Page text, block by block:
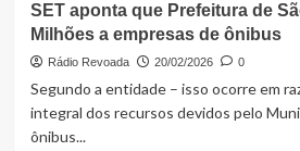
Vale
participa
da
do
SET aponta que Prefeitura de
Milhões a empresas de ônibus
Rádio Revoada 20/02/2026 0
Segundo a entidade – isso ocorre em
integral dos recursos devidos pelo
ônibus...